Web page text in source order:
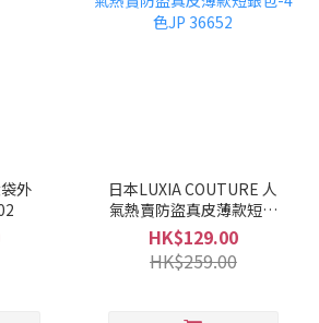
外
日本LUXIA COUTURE 人
氣熱賣防盜真皮薄款短銀
包-4色JP 36652
HK$129.00
HK$259.00